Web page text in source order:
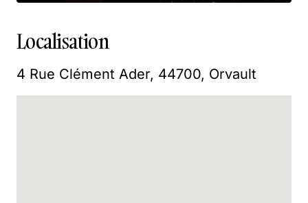
Localisation
4 Rue Clément Ader, 44700, Orvault